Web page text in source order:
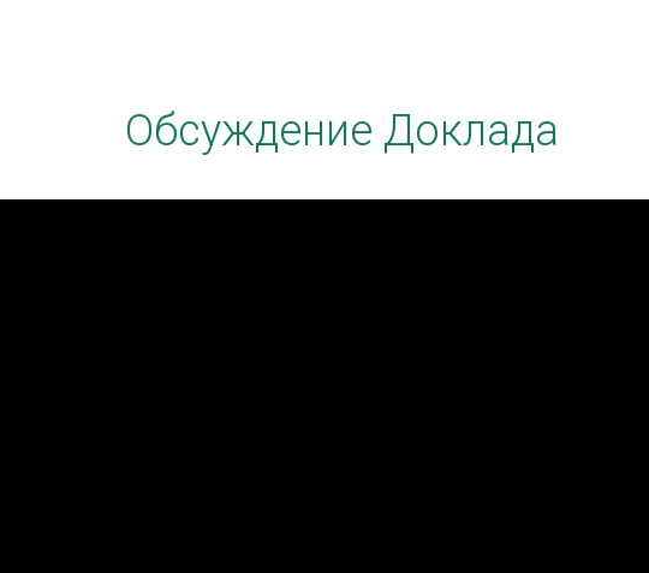
Обсуждение Доклада